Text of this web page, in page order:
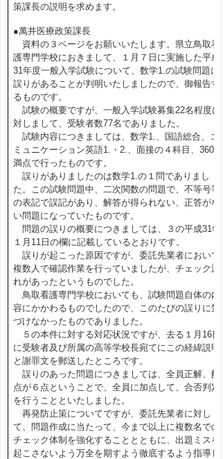
策課長の説明を求めます。
●萬井医療政策課長
資料の３ページをお願いいたします。県立鳥取看
護専門学校におきまして、１月７日に実施した平成
31年度一般入学試験について、数学1.の試験問題に
誤りがあることが判明いたしましたので、御報告す
るものです。
試験の概要ですが、一般入学試験募集22名程度に
対しまして、受験者数77名でありました。
試験内容につきましては、数学1.、国語総合、コ
ミュニケーション英語1.・2.、面接の４科目、360点
満点で行ったものです。
誤りがありましたのは数学1.の１問でありまし
た。この試験問題中、二次関数の問題で、不等号等
の表記で誤記があり、解答が得られない、正答がな
い問題になっていたものです。
問題の誤りの概要につきましては、３の平成31年
１月11日の欄に記載しているとおりです。
誤りが起こった原因ですが、委託先業者において
複数人で確認作業を行っていましたが、チェック漏
れがあったというものでした。
鳥取看護専門学校においても、試験問題自体の内
容にかかわるものでしたので、このたびの誤りに気
づけなかったものでありました。
５の本件に対する対応状況ですが、去る１月16日
に受験者及び所属の高等学校長宛てにこの経緯説明
と謝罪文を郵送したところです。
誤りのあった問題につきましては、全員正解、配
点が６点ということで、全員に加点して、合否判定
を行うことといたしました。
再発防止策についてですが、委託先業者に対し
て、問題作成に当たって、今まで以上に複数名での
チェック体制を強化することとともに、出題ミスを
起こさないよう万全を期すよう徹底するよう指導し